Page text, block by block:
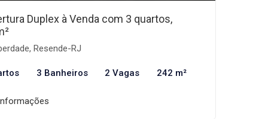
Duplex à Venda com 3 quartos,
Resende-RJ
3 Banheiros 2 Vagas 242 m²